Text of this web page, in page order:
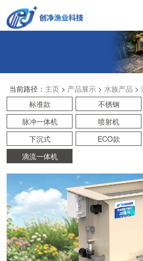
当前路径： 主页> 产品展示> 水族产品 >
标准款
不锈钢
脉冲一体机
喷射机
下沉式
ECO款
滴流一体机